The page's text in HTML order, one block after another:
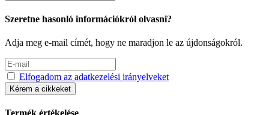
Szeretne hasonló információkról olvasni?
Adja meg e-mail címét, hogy ne maradjon le az újdonságokról.
Elfogadom az adatkezelési irányelveket
Kérem a cikkeket